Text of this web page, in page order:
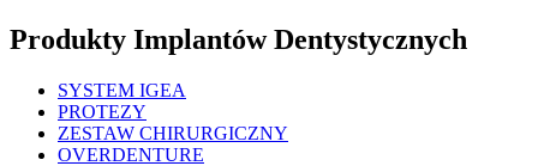
Produkty Implantów Dentystycznych
SYSTEM IGEA
PROTEZY
ZESTAW CHIRURGICZNY
OVERDENTURE